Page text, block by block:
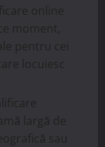
online
moment,
pentru cei
locuiesc
largă de
sau